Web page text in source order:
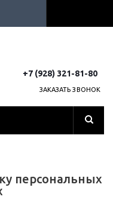
+7 (928) 321-81-80
ЗАКАЗАТЬ ЗВОНОК
персональных